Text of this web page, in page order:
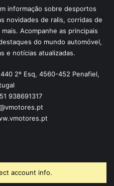
informação sobre desportos
novidades de ralis, corridas de
Acompanhe as principais
do mundo automóvel,
e notícias atualizadas.
2º Esq, 4560-452 Penafiel,
938691317
account info.